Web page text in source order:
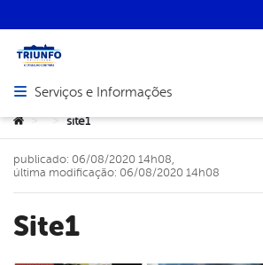
Abrir menu principal de navegação
Serviços e Informações
Você está aqui:
> > site1
site1
publicado: 06/08/2020 14h08,
última modificação: 06/08/2020 14h08